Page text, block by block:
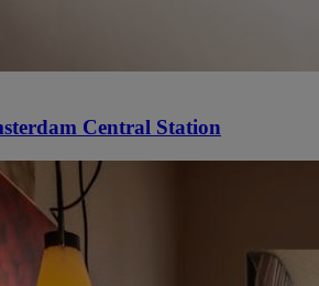
Central Station